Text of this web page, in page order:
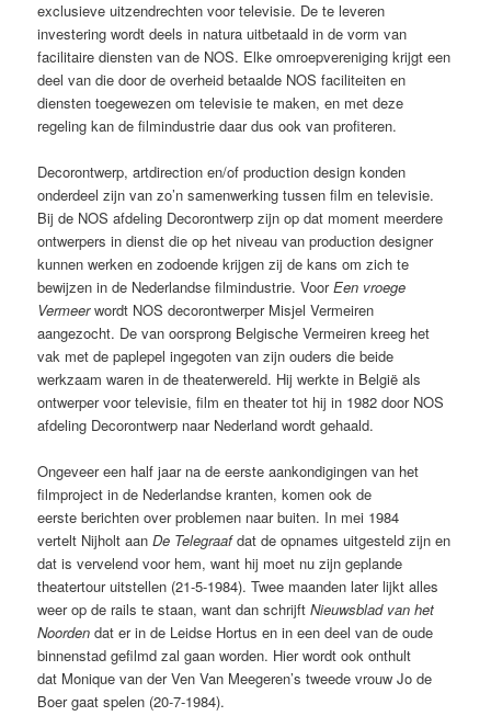
exclusieve uitzendrechten voor televisie. De te leveren
investering wordt deels in natura uitbetaald in de vorm van
facilitaire diensten van de NOS. Elke omroepvereniging krijgt een
deel van die door de overheid betaalde NOS faciliteiten en
diensten toegewezen om televisie te maken, en met deze
regeling kan de filmindustrie daar dus ook van profiteren.
Decorontwerp, artdirection en/of production design konden
onderdeel zijn van zo’n samenwerking tussen film en televisie.
Bij de NOS afdeling Decorontwerp zijn op dat moment meerdere
ontwerpers in dienst die op het niveau van production designer
kunnen werken en zodoende krijgen zij de kans om zich te
bewijzen in de Nederlandse filmindustrie.VoorEen vroege
Vermeerwordt NOS decorontwerper Misjel Vermeiren
aangezocht. De van oorsprong Belgische Vermeiren kreeg het
vak met de paplepel ingegoten van zijn ouders die beide
werkzaam waren in de theaterwereld. Hij werkte in België als
ontwerper voor televisie, film en theater tot hij in 1982 door NOS
afdeling Decorontwerp naar Nederland wordt gehaald.
Ongeveer een half jaar na de eerste aankondigingen van het
filmproject in de Nederlandse kranten, komen ook de
eerste berichten over problemen naar buiten. In mei 1984
vertelt Nijholt aanDe Telegraafdat de opnames uitgesteld zijn en
dat is vervelend voor hem, want hij moet nu zijn geplande
theatertour uitstellen (21-5-1984). Twee maanden later lijkt alles
weer op de rails te staan, want dan schrijftNieuwsblad van het
Noorden dat er in de Leidse Hortus en in een deel van de oude
binnenstad gefilmd zal gaan worden. Hier wordt ook onthult
dat Monique van der Ven Van Meegeren’s tweede vrouw Jo de
Boer gaat spelen (20-7-1984).